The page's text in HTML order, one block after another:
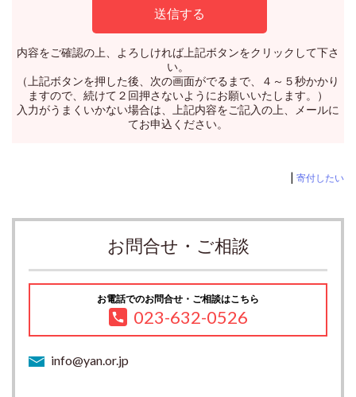
内容をご確認の上、よろしければ上記ボタンをクリックして下さ
い。
（上記ボタンを押した後、次の画面がでるまで、４～５秒かかり
ますので、続けて２回押さないようにお願いいたします。）
入力がうまくいかない場合は、上記内容をご記入の上、メールに
てお申込ください。
| 寄付したい
お問合せ・ご相談
お電話でのお問合せ・ご相談はこちら
023-632-0526
info@yan.or.jp